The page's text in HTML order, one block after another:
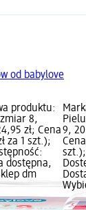
od babylove
produktu:
8,
zł; Cena
za 1 szt.);
dostępna,
dm
9,